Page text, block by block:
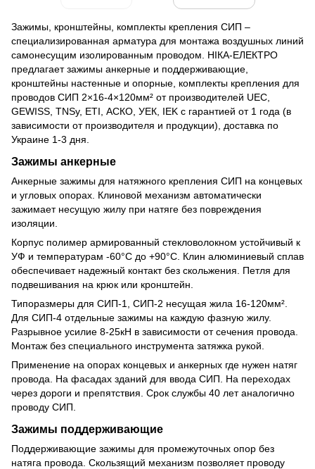
Зажимы, кронштейны, комплекты крепления СИП –
специализированная арматура для монтажа воздушных линий
самонесущим изолированным проводом. НІКА-ЕЛЕКТРО
предлагает зажимы анкерные и поддерживающие,
кронштейны настенные и опорные, комплекты крепления для
проводов СИП 2×16-4×120мм² от производителей UEC,
GEWISS, TNSy, ETI, АСКО, УЕК, IEK с гарантией от 1 года (в
зависимости от производителя и продукции), доставка по
Украине 1-3 дня.
Зажимы анкерные
Анкерные зажимы для натяжного крепления СИП на концевых
и угловых опорах. Клиновой механизм автоматически
зажимает несущую жилу при натяге без повреждения
изоляции.
Корпус полимер армированный стекловолокном устойчивый к
УФ и температурам -60°C до +90°C. Клин алюминиевый сплав
обеспечивает надежный контакт без скольжения. Петля для
подвешивания на крюк или кронштейн.
Типоразмеры для СИП-1, СИП-2 несущая жила 16-120мм².
Для СИП-4 отдельные зажимы на каждую фазную жилу.
Разрывное усилие 8-25кН в зависимости от сечения провода.
Монтаж без специального инструмента затяжка рукой.
Применение на опорах концевых и анкерных где нужен натяг
провода. На фасадах зданий для ввода СИП. На переходах
через дороги и препятствия. Срок службы 40 лет аналогично
проводу СИП.
Зажимы поддерживающие
Поддерживающие зажимы для промежуточных опор без
натяга провода. Скользящий механизм позволяет проводу